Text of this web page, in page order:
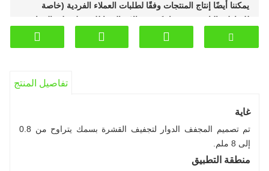
يمكننا أيضًا إنتاج المنتجات وفقًا لطلبات العملاء الفردية (خاصة
للمناطق الباردة). مرحبا بكم في الاتصال بنا للحصول على التشاور.
موبايل/واتساب:
بريد:iliya@sdshinemachinery.com
تفاصيل المنتج
غاية
تم تصميم المجفف الدوار لتجفيف القشرة بسمك يتراوح من 0.8
إلى 8 ملم.
منطقة التطبيق